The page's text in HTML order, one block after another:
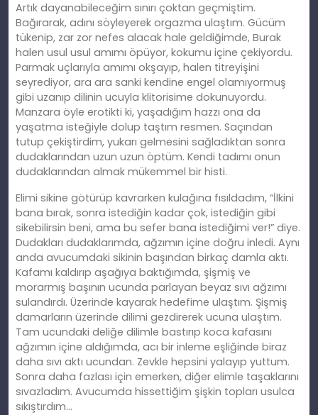
Artık dayanabileceğim sınırı çoktan geçmiştim.
Bağırarak, adını söyleyerek orgazma ulaştım. Gücüm
tükenip, zar zor nefes alacak hale geldiğimde, Burak
halen usul usul amımı öpüyor, kokumu içine çekiyordu.
Parmak uçlarıyla amımı okşayıp, halen titreyişini
seyrediyor, ara ara sanki kendine engel olamıyormuş
gibi uzanıp dilinin ucuyla klitorisime dokunuyordu.
Manzara öyle erotikti ki, yaşadığım hazzı ona da
yaşatma isteğiyle dolup taştım resmen. Saçından
tutup çekiştirdim, yukarı gelmesini sağladıktan sonra
dudaklarından uzun uzun öptüm. Kendi tadımı onun
dudaklarından almak mükemmel bir histi.
Elimi sikine götürüp kavrarken kulağına fısıldadım, “İlkini
bana bırak, sonra istediğin kadar çok, istediğin gibi
sikebilirsin beni, ama bu sefer bana istediğimi ver!” diye.
Dudakları dudaklarımda, ağzımın içine doğru inledi. Aynı
anda avucumdaki sikinin başından birkaç damla aktı.
Kafamı kaldırıp aşağıya baktığımda, şişmiş ve
morarmış başının ucunda parlayan beyaz sıvı ağzımı
sulandırdı. Üzerinde kayarak hedefime ulaştım. Şişmiş
damarların üzerinde dilimi gezdirerek ucuna ulaştım.
Tam ucundaki deliğe dilimle bastırıp koca kafasını
ağzımın içine aldığımda, acı bir inleme eşliğinde biraz
daha sıvı aktı ucundan. Zevkle hepsini yalayıp yuttum.
Sonra daha fazlası için emerken, diğer elimle taşaklarını
sıvazladım. Avucumda hissettiğim şişkin topları usulca
sıkıştırdım…